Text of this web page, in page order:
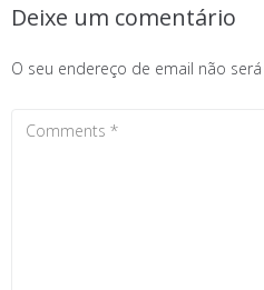
Deixe um comentário
O seu endereço de email não